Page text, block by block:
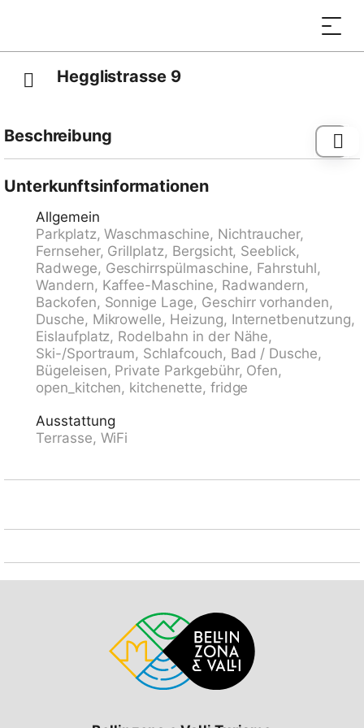
Hegglistrasse 9
Beschreibung
4 Stockwerken, Baujahr 1999. Ruhige, sonnige Lage
einer Sackgasse. Im Hause: Fahrstuhl, Zentralheizung.
Steile Zufahrt bis zum Haus. Parkplatz beim Haus.
Einkaufsgeschäft 1 km, Lebensmittelgeschäft 1 km,
Restaurant 1 km, Bushaltestelle 1 km, Strandbad 1.5
km. Skisportanlagen 25 km. Nahe gelegene
Sehenswürdigkeiten: Luzern 20 km. Bekannte
Skigebiete sind gut erreichbar: Engelberg 25 km. Bitte
beachten: Weitere Unterkünfte sind buchbar. Zu den
Wohnungen hat man direkten Zugang mit dem
Fahrstuhl.
Unterkunftsinformationen
Allgemein
Parkplatz, Waschmaschine, Nichtraucher,
Fernseher, Grillplatz, Bergsicht, Seeblick,
Radwege, Geschirrspülmaschine, Fahrstuhl,
Wandern, Kaffee-Maschine, Radwandern,
Backofen, Sonnige Lage, Geschirr vorhanden,
Dusche, Mikrowelle, Heizung, Internetbenutzung,
Eislaufplatz, Rodelbahn in der Nähe,
Ski-/Sportraum, Schlafcouch, Bad / Dusche,
Bügeleisen, Private Parkgebühr, Ofen,
open_kitchen, kitchenette, fridge
Ausstattung
Terrasse, WiFi